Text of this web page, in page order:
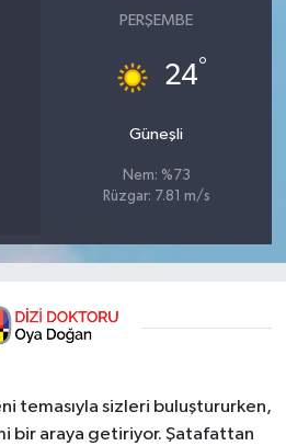
PERŞEMBE
24°
Güneşli
Nem: %73
Rüzgar: 7.81 m/s
temasıyla sizleri buluştururken,
bir araya getiriyor. Şatafattan